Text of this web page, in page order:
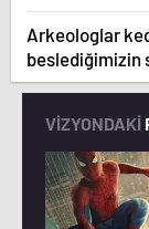
Arkeologlar
beslediğimizin
VİZYONDAKİ